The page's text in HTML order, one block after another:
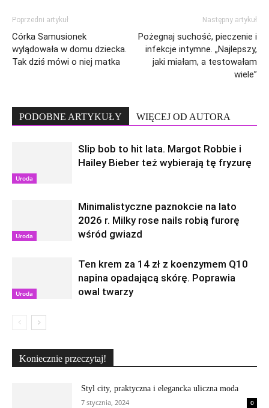
Poprzedni artykuł
Córka Samusionek
wylądowała w domu dziecka.
Tak dziś mówi o niej matka
Następny artykuł
Pożegnaj suchość, pieczenie i
infekcje intymne. „Najlepszy,
jaki miałam, a testowałam
wiele”
PODOBNE ARTYKUŁY WIĘCEJ OD AUTORA
Uroda
Slip bob to hit lata. Margot Robbie i
Hailey Bieber też wybierają tę fryzurę
Uroda
Minimalistyczne paznokcie na lato
2026 r. Milky rose nails robią furorę
wśród gwiazd
Uroda
Ten krem za 14 zł z koenzymem Q10
napina opadającą skórę. Poprawia
owal twarzy
Koniecznie przeczytaj!
Styl city, praktyczna i elegancka uliczna moda
7 stycznia, 2024
0